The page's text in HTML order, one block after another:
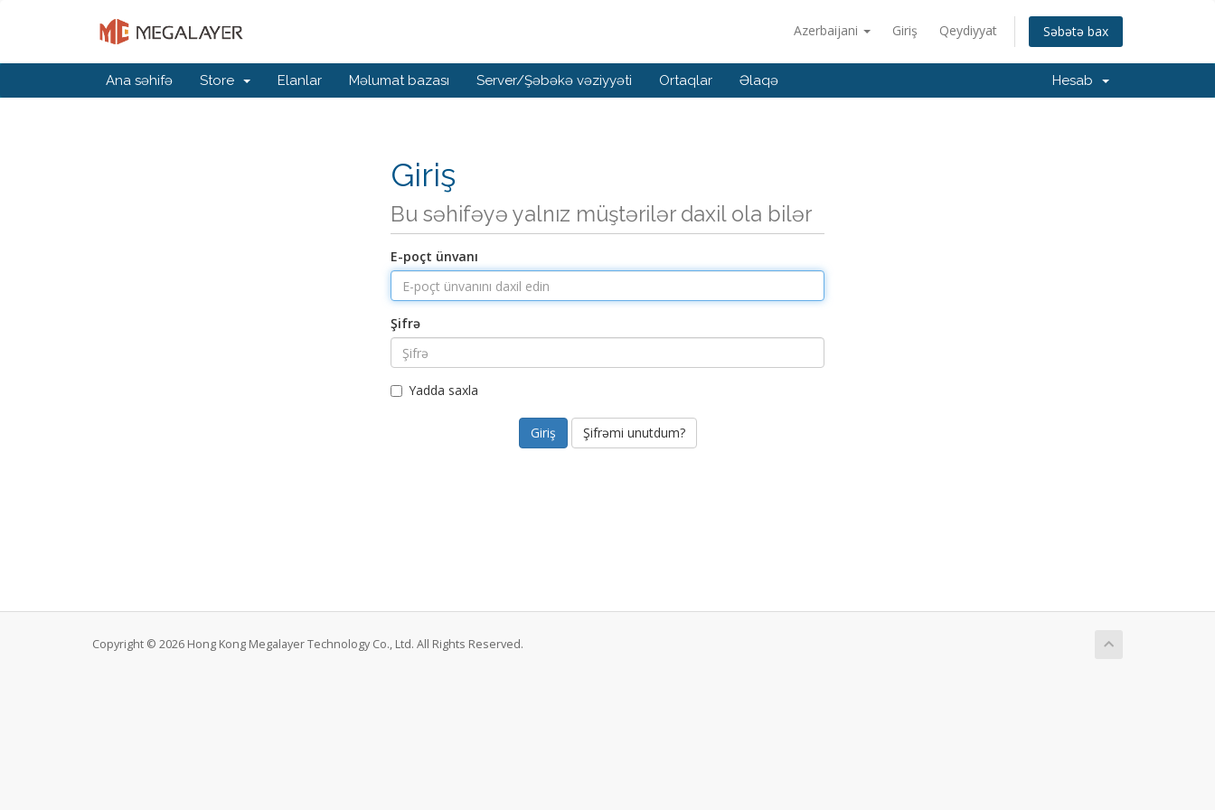
Azerbaijani Giriş Qeydiyyat Səbətə bax
Ana səhifə Store Elanlar Məlumat bazası Server/Şəbəkə vəziyyəti Ortaqlar Əlaqə Hesab
Giriş
Bu səhifəyə yalnız müştərilər daxil ola bilər
E-poçt ünvanı
Şifrə
Yadda saxla
Şifrəmi unutdum?
Copyright © 2026 Hong Kong Megalayer Technology Co., Ltd. All Rights Reserved.